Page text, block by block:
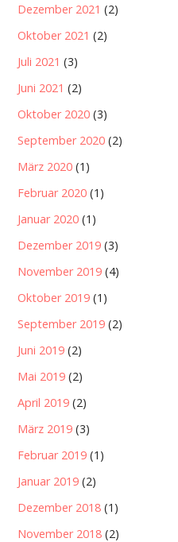
Dezember 2021 (2)
Oktober 2021 (2)
Juli 2021 (3)
Juni 2021 (2)
Oktober 2020 (3)
September 2020 (2)
März 2020 (1)
Februar 2020 (1)
Januar 2020 (1)
Dezember 2019 (3)
November 2019 (4)
Oktober 2019 (1)
September 2019 (2)
Juni 2019 (2)
Mai 2019 (2)
April 2019 (2)
März 2019 (3)
Februar 2019 (1)
Januar 2019 (2)
Dezember 2018 (1)
November 2018 (2)